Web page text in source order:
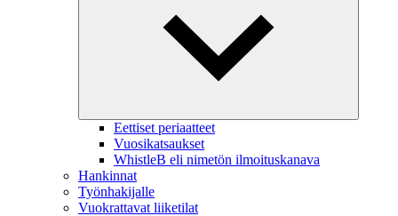
Eettiset periaatteet
Vuosikatsaukset
WhistleB eli nimetön ilmoituskanava
Hankinnat
Työnhakijalle
Vuokrattavat liiketilat